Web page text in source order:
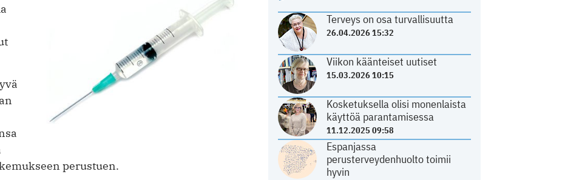
Terveys on osa turvallisuutta
26.04.2026 15:32
Viikon käänteiset uutiset
15.03.2026 10:15
Kosketuksella olisi monenlaista
käyttöä parantamisessa
11.12.2025 09:58
Espanjassa
perusterveydenhuolto toimii
hyvin
perustuen.